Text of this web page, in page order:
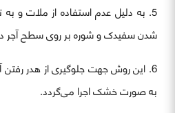
5. به دلیل عدم استفاده از ملات و
شدن سفیدک و شوره بر روی سطح آجر
6. این روش جهت جلوگیری از هدر
به صورت خشک اجرا می‌گردد.